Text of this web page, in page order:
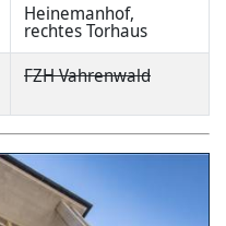
Heinemanhof,
rechtes Torhaus
FZH Vahrenwald